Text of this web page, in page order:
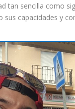
tan sencilla como
sus capacidades y